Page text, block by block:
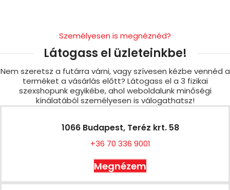
Személyesen is megnéznéd?
Látogass el üzleteinkbe!
Nem szeretsz a futárra várni, vagy szívesen kézbe vennéd a
terméket a vásárlás előtt? Látogass el a 3 fizikai
szexshopunk egyikébe, ahol weboldalunk minőségi
kínálatából személyesen is válogathatsz!
1066 Budapest, Teréz krt. 58
+36 70 336 9001
Megnézem